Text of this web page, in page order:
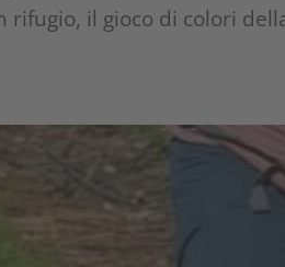
rifugio, il gioco di colori